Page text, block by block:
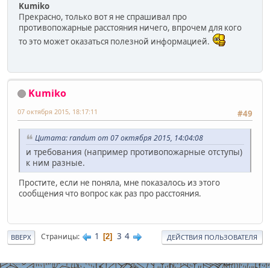
Kumiko
Прекрасно, только вот я не спрашивал про
противопожарные расстояния ничего, впрочем для кого
то это может оказаться полезной информацией.
Kumiko
#49
07 октября 2015, 18:17:11
Цитата: randum от 07 октября 2015, 14:04:08
и требования (например противопожарные отступы)
к ним разные.
Простите, если не поняла, мне показалось из этого
сообщения что вопрос как раз про расстояния.
ВВЕРХ Страницы 1 2 3 4 ДЕЙСТВИЯ ПОЛЬЗОВАТЕЛЯ